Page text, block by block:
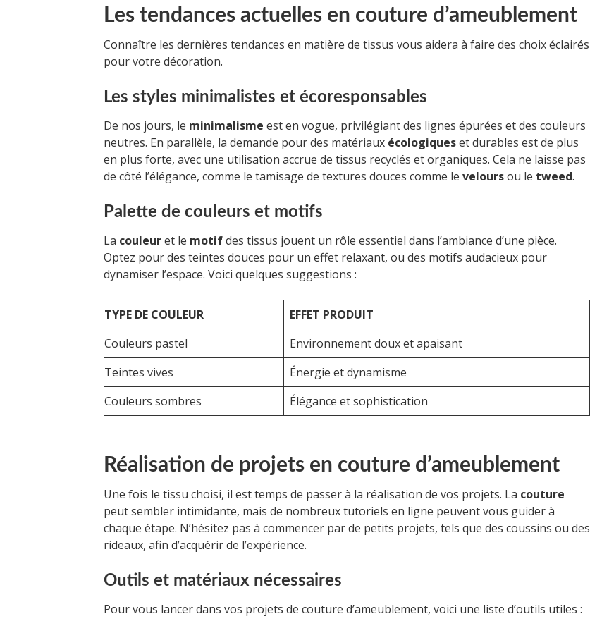
Les tendances actuelles en couture d’ameublement
Connaître les dernières tendances en matière de tissus vous aidera à faire des choix éclairés
pour votre décoration.
Les styles minimalistes et écoresponsables
De nos jours, le minimalisme est en vogue, privilégiant des lignes épurées et des couleurs
neutres. En parallèle, la demande pour des matériaux écologiqueset durables est de plus
en plus forte, avec une utilisation accrue de tissus recyclés et organiques. Cela ne laisse pas
de côté l’élégance, comme le tamisage de textures douces comme le veloursou le tweed.
Palette de couleurs et motifs
La couleuret le motifdes tissus jouent un rôle essentiel dans l’ambiance d’une pièce.
Optez pour des teintes douces pour un effet relaxant, ou des motifs audacieux pour
dynamiser l’espace. Voici quelques suggestions :
TYPE DE COULEUR
EFFET PRODUIT
Couleurs pastel
Environnement doux et apaisant
Teintes vives
Énergie et dynamisme
Couleurs sombres
Élégance et sophistication
Réalisation de projets en couture d’ameublement
Une fois le tissu choisi, il est temps de passer à la réalisation de vos projets. La couture
peut sembler intimidante, mais de nombreux tutoriels en ligne peuvent vous guider à
chaque étape. N’hésitez pas à commencer par de petits projets, tels que des coussins ou des
rideaux, afin d’acquérir de l’expérience.
Outils et matériaux nécessaires
Pour vous lancer dans vos projets de couture d’ameublement, voici une liste d’outils utiles :